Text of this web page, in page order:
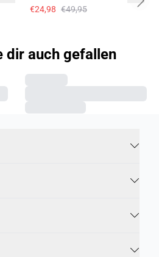
€24,98 €49,95 Next
dir auch gefallen